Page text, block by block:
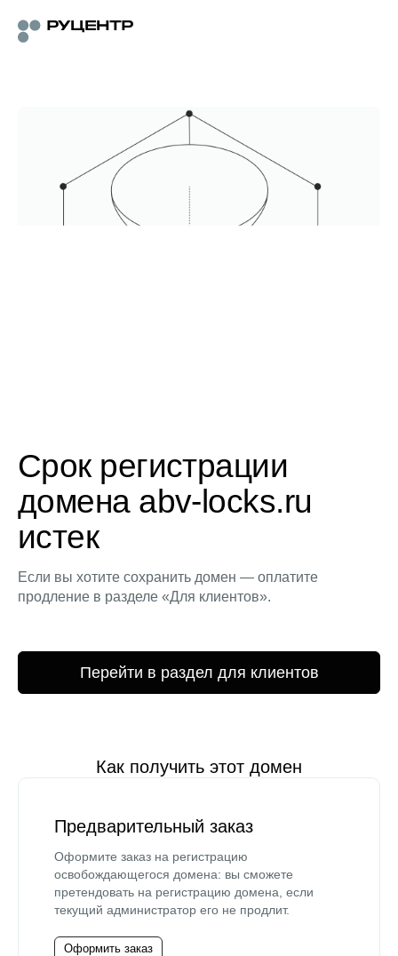
Срок регистрации
домена abv-locks.ru
истек
Если вы хотите сохранить домен — оплатите
продление в разделе «Для клиентов».
Перейти в раздел для клиентов
Как получить этот домен
Предварительный заказ
Оформите заказ на регистрацию
освобождающегося домена: вы сможете
претендовать на регистрацию домена, если
текущий администратор его не продлит.
Оформить заказ